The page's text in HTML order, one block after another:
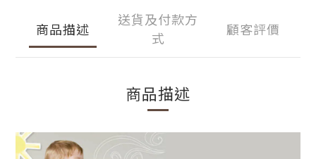
商品描述
送貨及付款方
式
顧客評價
商品描述